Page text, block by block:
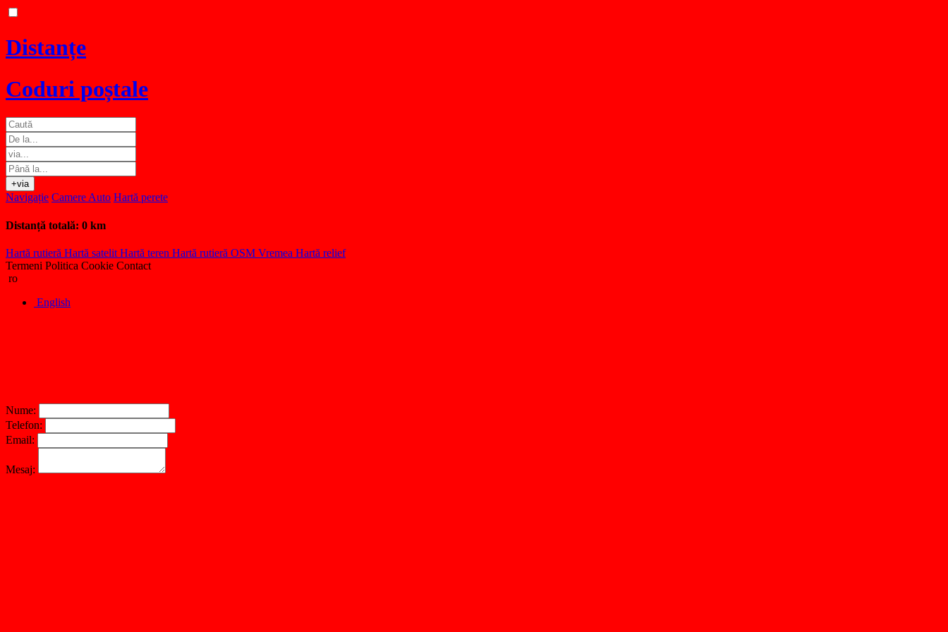
Distanțe
Coduri poștale
+via
Navigație Camere Auto Hartă perete
Distanță totală: 0 km
Hartă rutieră Hartă satelit Hartă teren Hartă rutieră OSM Vremea Hartă relief
Termeni Politica Cookie Contact
ro
English
Nume:
Telefon:
Email:
Mesaj: